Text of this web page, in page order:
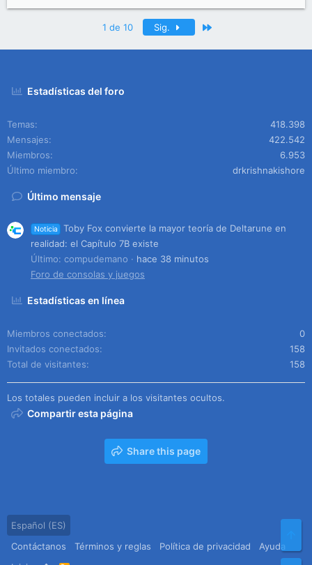
1 de 10 Sig.
Estadísticas del foro
Temas
418.398
Mensajes
422.542
Miembros
6.953
Último miembro
drkrishnakishore
Último mensaje
Noticia
Toby Fox convierte la mayor teoría de Deltarune en
realidad: el Capítulo 7B existe
Último: compudemano
hace 38 minutos
Foro de consolas y juegos
Estadísticas en línea
Miembros conectados
0
Invitados conectados
158
Total de visitantes
158
Los totales pueden incluir a los visitantes ocultos.
Compartir esta página
Share this page
Español (ES)
Contáctanos
Términos y reglas Política de privacidad
Ayuda